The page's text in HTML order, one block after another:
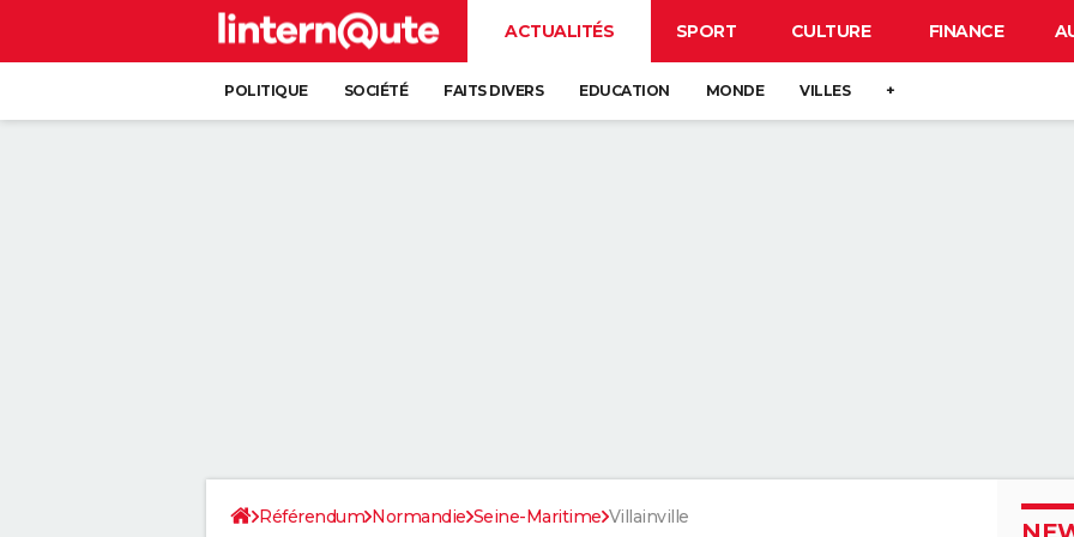
ACTUALITÉS SPORT CULTURE FINANCE
POLITIQUE SOCIÉTÉ FAITS DIVERS EDUCATION MONDE VILLES +
Référendum Normandie Seine-Maritime Villainville